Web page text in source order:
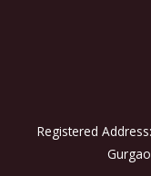
Registered